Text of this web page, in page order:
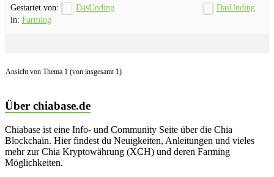
Gestartet von:
DasUnding
in: Farming
DasUnding
Ansicht von Thema 1 (von insgesamt 1)
Über chiabase.de
Chiabase ist eine Info- und Community Seite über die Chia
Blockchain. Hier findest du Neuigkeiten, Anleitungen und vieles
mehr zur Chia Kryptowährung (XCH) und deren Farming
Möglichkeiten.